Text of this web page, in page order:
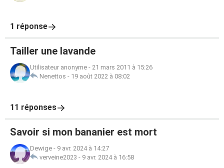
1 réponse
Tailler une lavande
Utilisateur anonyme - 21 mars 2011 à 15:26
Nenettos - 19 août 2022 à 08:02
11 réponses
Savoir si mon bananier est mort
Dewige - 9 avr. 2024 à 14:27
verveine2023 - 9 avr. 2024 à 16:58